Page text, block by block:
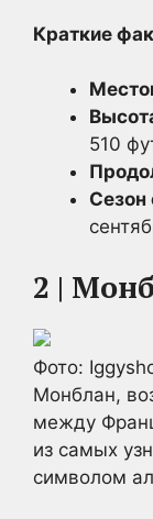
Краткие
510
Сезон
2 |
Фото:
Монблан,
между
из самых
символом